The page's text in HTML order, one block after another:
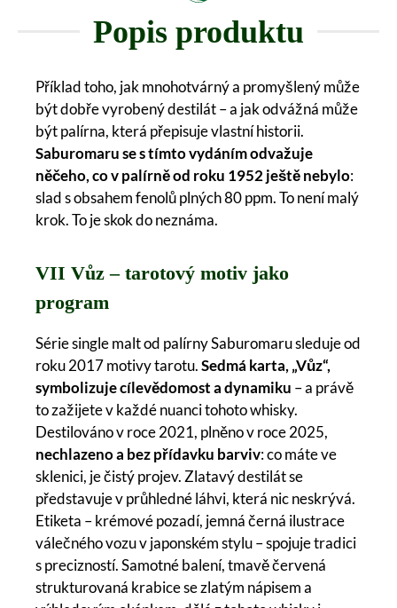
Popis produktu
Příklad toho, jak mnohotvárný a promyšlený může
být dobře vyrobený destilát – a jak odvážná může
být palírna, která přepisuje vlastní historii.
Saburomaru se s tímto vydáním odvažuje
něčeho, co v palírně od roku 1952 ještě nebylo:
slad s obsahem fenolů plných 80 ppm. To není malý
krok. To je skok do neznáma.
VII Vůz – tarotový motiv jako
program
Série single malt od palírny Saburomaru sleduje od
roku 2017 motivy tarotu.Sedmá karta, „Vůz“,
symbolizuje cílevědomost a dynamiku – a právě
to zažijete v každé nuanci tohoto whisky.
Destilováno v roce 2021, plněno v roce 2025,
nechlazeno a bez přídavku barviv: co máte ve
sklenici, je čistý projev. Zlatavý destilát se
představuje v průhledné láhvi, která nic neskrývá.
Etiketa – krémové pozadí, jemná černá ilustrace
válečného vozu v japonském stylu – spojuje tradici
s precizností. Samotné balení, tmavě červená
strukturovaná krabice se zlatým nápisem a